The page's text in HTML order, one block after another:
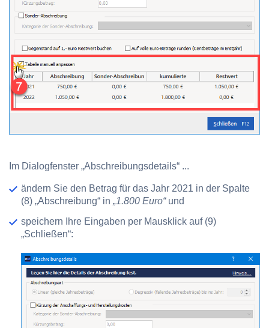
Im Dialogfenster „Abschreibungsdetails“ ...
ändern Sie den Betrag für das Jahr 2021 in der Spalte
(8) „Abschreibung“ in „1.800 Euro“und
speichern Ihre Eingaben per Mausklick auf (9)
„Schließen“: